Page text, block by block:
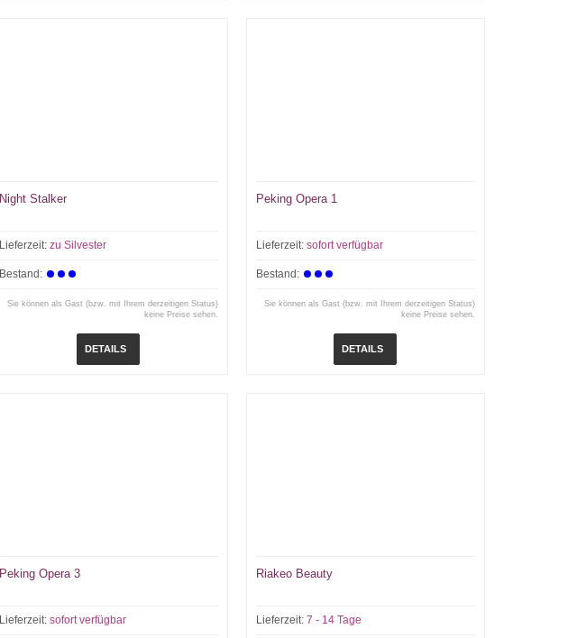
Night Stalker
Lieferzeit: zu Silvester
Bestand:
Sie können als Gast (bzw. mit Ihrem derzeitigen Status)
keine Preise sehen.
DETAILS
Peking Opera 1
Lieferzeit: sofort verfügbar
Bestand:
Sie können als Gast (bzw. mit Ihrem derzeitigen Status)
keine Preise sehen.
DETAILS
Peking Opera 3
Lieferzeit: sofort verfügbar
Riakeo Beauty
Lieferzeit: 7 - 14 Tage